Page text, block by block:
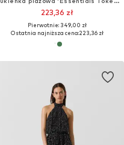
223,36 zł
Pierwotnie: 349,00 zł
Ostatnia najniższa cena:223,36 zł